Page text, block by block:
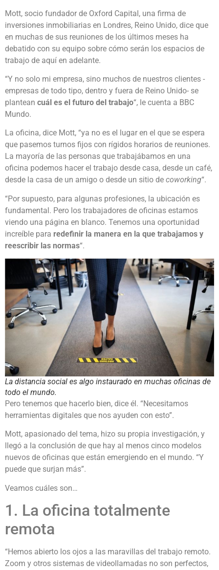
Mott, socio fundador de Oxford Capital, una firma de
inversiones inmobiliarias en Londres, Reino Unido, dice que
en muchas de sus reuniones de los últimos meses ha
debatido con su equipo sobre cómo serán los espacios de
trabajo de aquí en adelante.
“Y no solo mi empresa, sino muchos de nuestros clientes -
empresas de todo tipo, dentro y fuera de Reino Unido- se
plantean cuál es el futuro del trabajo“, le cuenta a BBC
Mundo.
La oficina, dice Mott, “ya no es el lugar en el que se espera
que pasemos turnos fijos con rígidos horarios de reuniones.
La mayoría de las personas que trabajábamos en una
oficina podemos hacer el trabajo desde casa, desde un café,
desde la casa de un amigo o desde un sitio de coworking“.
“Por supuesto, para algunas profesiones, la ubicación es
fundamental. Pero los trabajadores de oficinas estamos
viendo una página en blanco. Tenemos una oportunidad
increíble para redefinir la manera en la que trabajamos y
reescribir las normas“.
La distancia social es algo instaurado en muchas oficinas de
todo el mundo.
Pero tenemos que hacerlo bien, dice él. “Necesitamos
herramientas digitales que nos ayuden con esto”.
Mott, apasionado del tema, hizo su propia investigación, y
llegó a la conclusión de que hay al menos cinco modelos
nuevos de oficinas que están emergiendo en el mundo. “Y
puede que surjan más”.
Veamos cuáles son…
1. La oficina totalmente
remota
“Hemos abierto los ojos a las maravillas del trabajo remoto.
Zoom y otros sistemas de videollamadas no son perfectos,